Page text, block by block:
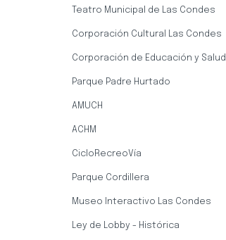
Teatro Municipal de Las Condes
Corporación Cultural Las Condes
Corporación de Educación y Salud
Parque Padre Hurtado
AMUCH
ACHM
CicloRecreoVía
Parque Cordillera
Museo Interactivo Las Condes
Ley de Lobby - Histórica